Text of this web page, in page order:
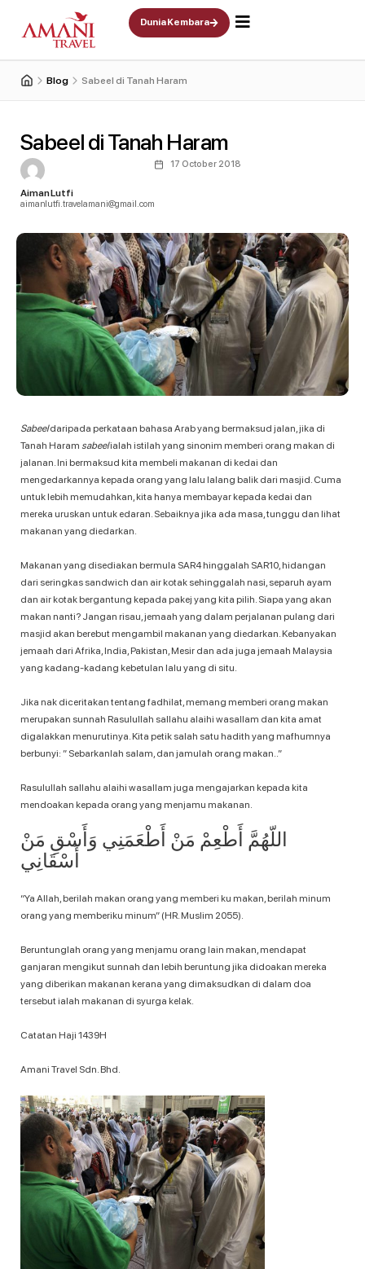
Dunia Kembara
Blog Sabeel di Tanah Haram
Sabeel di Tanah Haram
Aiman Lutfi
aimanlutfi.travelamani@gmail.com
17 October 2018
Sabeeldaripada perkataan bahasa Arab yang bermaksud jalan, jika di
Tanah Haram sabeelialah istilah yang sinonim memberi orang makan di
jalanan. Ini bermaksud kita membeli makanan di kedai dan
mengedarkannya kepada orang yang lalu lalang balik dari masjid. Cuma
untuk lebih memudahkan, kita hanya membayar kepada kedai dan
mereka uruskan untuk edaran. Sebaiknya jika ada masa, tunggu dan lihat
makanan yang diedarkan.
Makanan yang disediakan bermula SAR4 hinggalah SAR10, hidangan
dari seringkas sandwich dan air kotak sehinggalah nasi, separuh ayam
dan air kotak bergantung kepada pakej yang kita pilih. Siapa yang akan
makan nanti? Jangan risau, jemaah yang dalam perjalanan pulang dari
masjid akan berebut mengambil makanan yang diedarkan. Kebanyakan
jemaah dari Afrika, India, Pakistan, Mesir dan ada juga jemaah Malaysia
yang kadang-kadang kebetulan lalu yang di situ.
Jika nak diceritakan tentang fadhilat, memang memberi orang makan
merupakan sunnah Rasulullah sallahu alaihi wasallam dan kita amat
digalakkan menurutinya. Kita petik salah satu hadith yang mafhumnya
berbunyi: ” Sebarkanlah salam, dan jamulah orang makan..”
Rasulullah sallahu alaihi wasallam juga mengajarkan kepada kita
mendoakan kepada orang yang menjamu makanan.
اللّهُمَّ أَطْعِمْ مَنْ أَطْعَمَنِي وَأَسْقِ مَنْ
أَسْقَانِي
“Ya Allah, berilah makan orang yang memberi ku makan, berilah minum
orang yang memberiku minum” (HR. Muslim 2055).
Beruntunglah orang yang menjamu orang lain makan, mendapat
ganjaran mengikut sunnah dan lebih beruntung jika didoakan mereka
yang diberikan makanan kerana yang dimaksudkan di dalam doa
tersebut ialah makanan di syurga kelak.
Catatan Haji 1439H
Amani Travel Sdn. Bhd.